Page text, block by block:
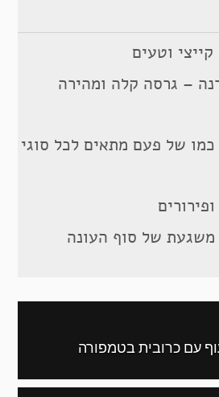
וטעים
– גרסה קלה ומהירה
של פעם מתאים לכל סוגי
של סוף העונה
עם כרובית בטמפורה